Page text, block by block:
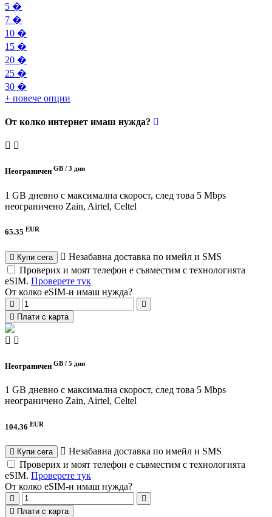
5 �
7 �
10 �
15 �
20 �
25 �
30 �
+ повече опции
От колко интернет имаш нужда?
Неограничен GB / 3 дни
1 GB дневно с максимална скорост, след това 5 Mbps
неограничено Zain, Airtel, Celtel
65.35 EUR
Купи сега
Незабавна доставка по имейл и SMS
Проверих и моят телефон е съвместим с технологията
eSIM. Проверете тук
От колко eSIM-и имаш нужда?
Плати с карта
Неограничен GB / 5 дни
1 GB дневно с максимална скорост, след това 5 Mbps
неограничено Zain, Airtel, Celtel
104.36 EUR
Купи сега
Незабавна доставка по имейл и SMS
Проверих и моят телефон е съвместим с технологията
eSIM. Проверете тук
От колко eSIM-и имаш нужда?
Плати с карта